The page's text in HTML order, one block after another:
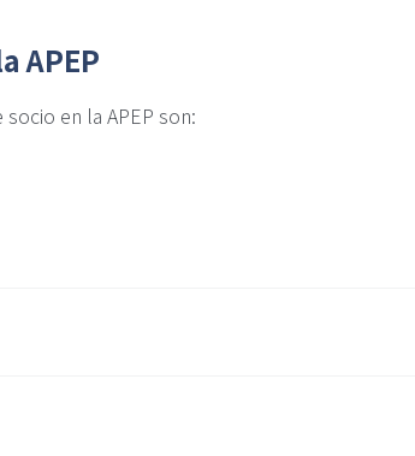
APEP
en la APEP son: